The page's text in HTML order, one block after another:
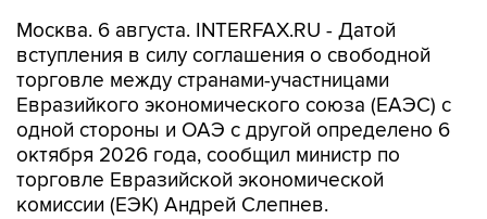
Москва. 6 августа. INTERFAX.RU - Датой
вступления в силу соглашения о свободной
торговле между странами-участницами
Евразийкого экономического союза (ЕАЭС) с
одной стороны и ОАЭ с другой определено 6
октября 2026 года, сообщил министр по
торговле Евразийской экономической
комиссии (ЕЭК) Андрей Слепнев.